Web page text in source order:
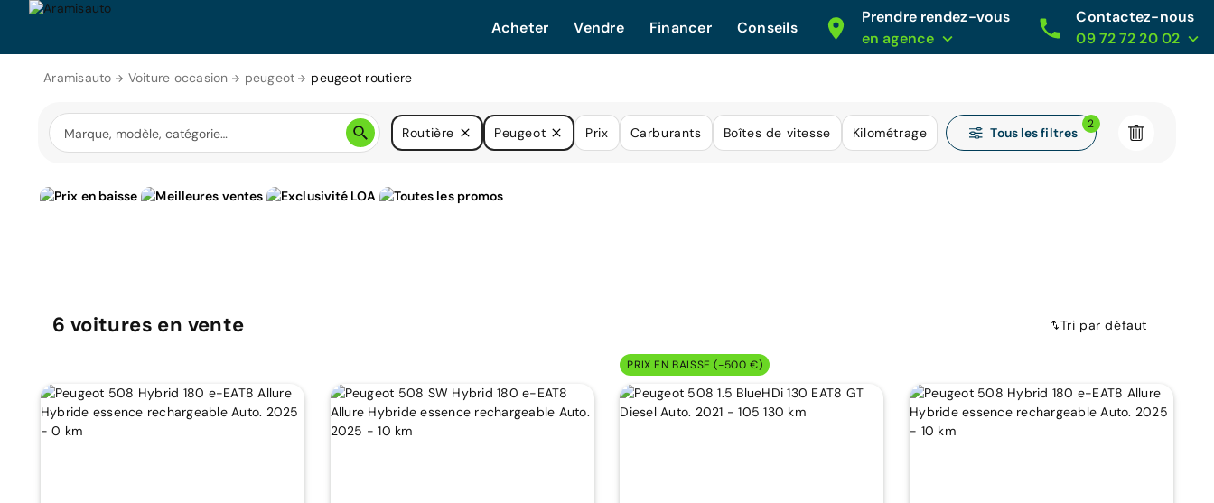
Acheter Vendre Financer Conseils
Prendre rendez-vous
en agence
Contactez-nous
09 72 72 20 02
Aramisauto Voiture occasion peugeot peugeot routiere
Routière Peugeot Prix Carburants Boîtes de vitesse Kilométrage Tous les filtres
2
6 voitures en vente Tri par défaut
PRIX EN BAISSE (-500 €)